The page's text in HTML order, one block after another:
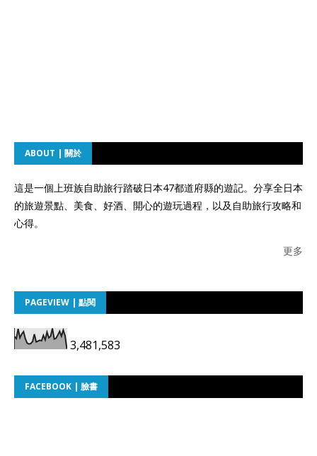
ABOUT | 關於
這是一個上班族自助旅行踏破日本47都道府縣的遊記。分享全日本
的旅遊景點、美食、好酒、開心的遊玩過程，以及自助旅行攻略和
心得。
更多
PAGEVIEW | 點閱
3,481,583
FACEBOOK | 臉書